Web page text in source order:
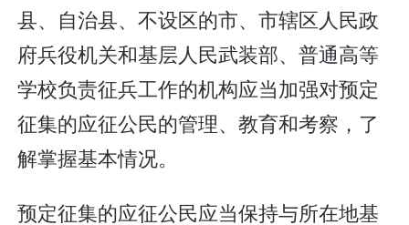
县、自治县、不设区的市、市辖区人民政
府兵役机关和基层人民武装部、普通高等
学校负责征兵工作的机构应当加强对预定
征集的应征公民的管理、教育和考察，了
解掌握基本情况。
预定征集的应征公民应当保持与所在地基